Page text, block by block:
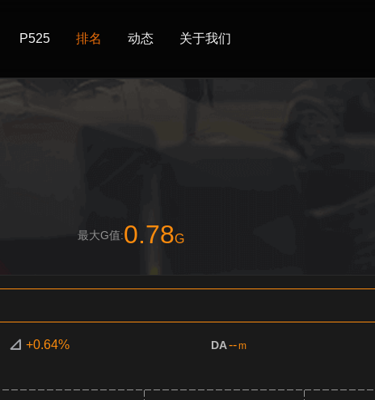
P525 排名 动态 关于我们
最大G值:0.78G
+0.64% DA--m